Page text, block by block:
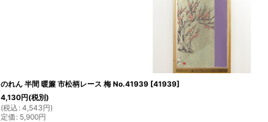
のれん 半間 暖簾 市松柄レース 梅 No.41939 [41939]
4,130円(税別)
(税込 : 4,543円)
定価 : 5,900円